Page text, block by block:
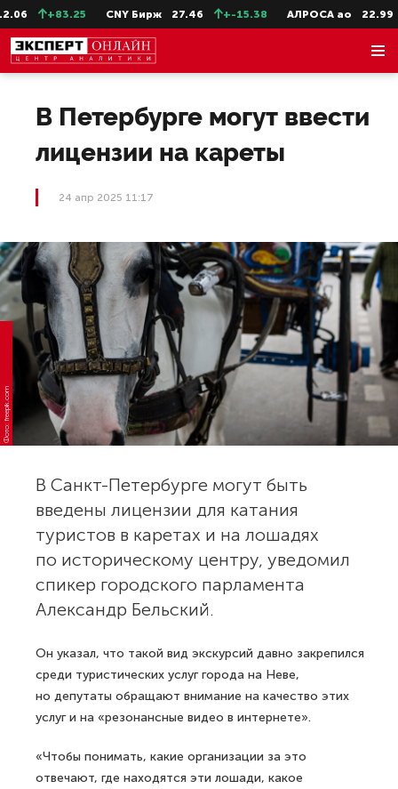
+83.25 CNY Бирж 27.46 +-15.38 АЛРОСА ао 22.99
В Петербурге могут ввести
лицензии на кареты
24 апр 2025 11:17
Фото: freepik.com
В Санкт-Петербурге могут быть
введены лицензии для катания
туристов в каретах и на лошадях
по историческому центру, уведомил
спикер городского парламента
Александр Бельский.
Он указал, что такой вид экскурсий давно закрепился
среди туристических услуг города на Неве,
но депутаты обращают внимание на качество этих
услуг и на «резонансные видео в интернете».
«Чтобы понимать, какие организации за это
отвечают, где находятся эти лошади, какое